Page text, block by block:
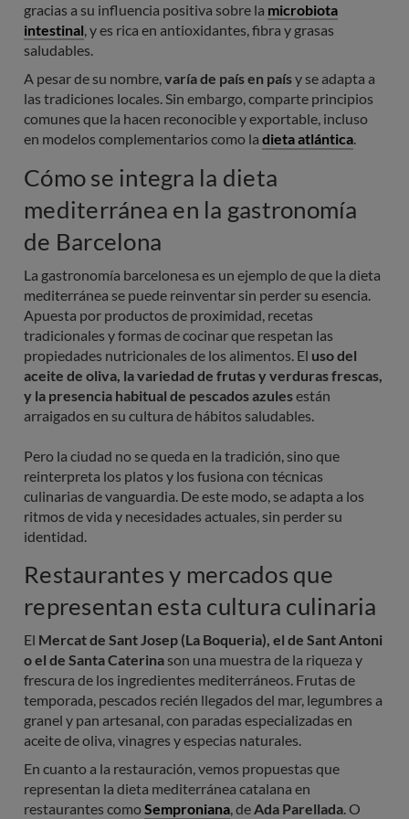
gracias a su influencia positiva sobre la microbiota
intestinal, y es rica en antioxidantes, fibra y grasas
saludables.
A pesar de su nombre,varía de país en paísy se adapta a
las tradiciones locales. Sin embargo, comparte principios
comunes que la hacen reconocible y exportable, incluso
en modelos complementarios como la dieta atlántica.
Cómo se integra la dieta
mediterránea en la gastronomía
de Barcelona
La gastronomía barcelonesa es un ejemplo de que la dieta
mediterránea se puede reinventar sin perder su esencia.
Apuesta por productos de proximidad, recetas
tradicionales y formas de cocinar que respetan las
propiedades nutricionales de los alimentos. El uso del
aceite de oliva, la variedad de frutas y verduras frescas,
y la presencia habitual de pescados azulesestán
arraigados en su cultura de hábitos saludables.
Pero la ciudad no se queda en la tradición, sino que
reinterpreta los platos y los fusiona con técnicas
culinarias de vanguardia. De este modo, se adapta a los
ritmos de vida y necesidades actuales, sin perder su
identidad.
Restaurantes y mercados que
representan esta cultura culinaria
El Mercat de Sant Josep (La Boqueria), el de Sant Antoni
o el de Santa Caterina son una muestra de la riqueza y
frescura de los ingredientes mediterráneos. Frutas de
temporada, pescados recién llegados del mar, legumbres a
granel y pan artesanal, con paradas especializadas en
aceite de oliva, vinagres y especias naturales.
En cuanto a la restauración, vemos propuestas que
representan la dieta mediterránea catalana en
restaurantes comoSemproniana, deAda Parellada. O